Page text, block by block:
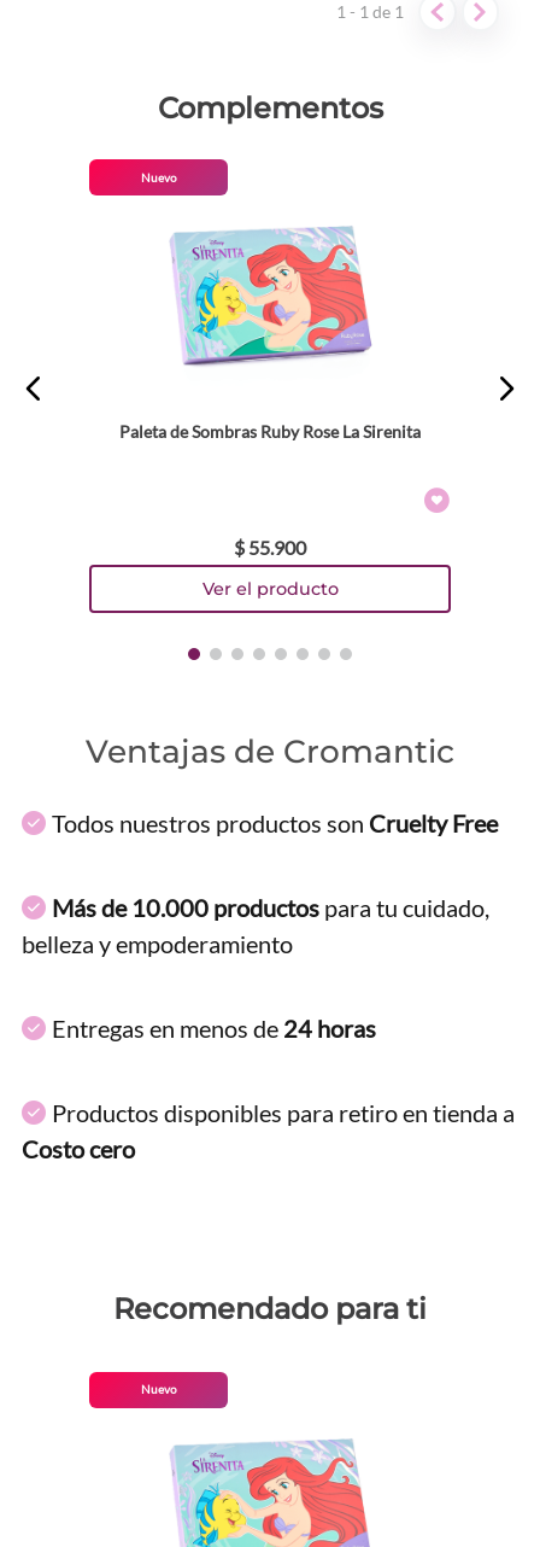
1 - 1de 1
Complementos
Nuevo
Paleta de Sombras Ruby Rose La Sirenita
$ 55.900
Ventajas de Cromantic
Todos nuestros productos son Cruelty Free
Más de 10.000 productos para tu cuidado,
belleza y empoderamiento
Entregas en menos de 24 horas
Productos disponibles para retiro en tienda a
Costo cero
Recomendado para ti
Nuevo